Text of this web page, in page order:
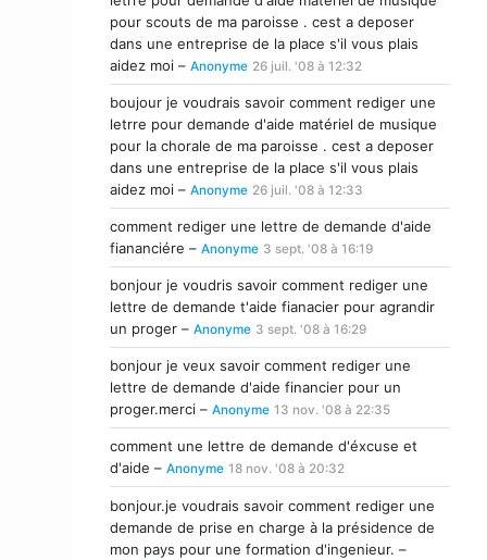
pour scouts de ma paroisse . cest a deposer
dans une entreprise de la place s'il vous plais
aidez moi – Anonyme 26 juil. '08 à 12:32
boujour je voudrais savoir comment rediger une
letrre pour demande d'aide matériel de musique
pour la chorale de ma paroisse . cest a deposer
dans une entreprise de la place s'il vous plais
aidez moi – Anonyme 26 juil. '08 à 12:33
comment rediger une lettre de demande d'aide
fiananciére – Anonyme 3 sept. '08 à 16:19
bonjour je voudris savoir comment rediger une
lettre de demande t'aide fianacier pour agrandir
un proger – Anonyme 3 sept. '08 à 16:29
bonjour je veux savoir comment rediger une
lettre de demande d'aide financier pour un
proger.merci – Anonyme 13 nov. '08 à 22:35
comment une lettre de demande d'éxcuse et
d'aide – Anonyme 18 nov. '08 à 20:32
bonjour.je voudrais savoir comment rediger une
demande de prise en charge à la présidence de
mon pays pour une formation d'ingenieur. –